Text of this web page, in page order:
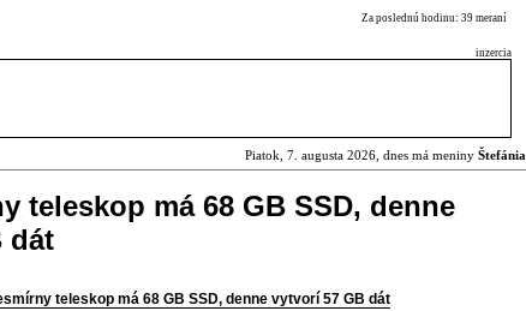
Za poslednú hodinu: 39 meraní
inzercia
Piatok, 7. augusta 2026, dnes má meniny Štefánia
teleskop má 68 GB SSD, denne
dát
teleskop má 68 GB SSD, denne vytvorí 57 GB dát